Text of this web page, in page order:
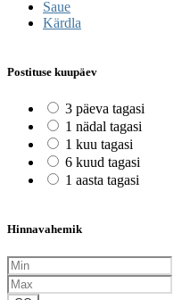
Saue
Kärdla
Postituse kuupäev
3 päeva tagasi
1 nädal tagasi
1 kuu tagasi
6 kuud tagasi
1 aasta tagasi
Hinnavahemik